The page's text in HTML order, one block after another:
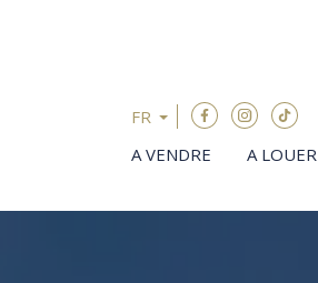
FR
A VENDRE
A LOUER